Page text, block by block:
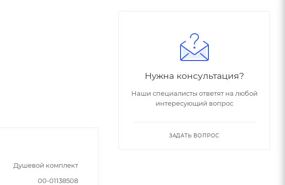
Душевой комплект
00-01138508
Нужна консультация?
Наши специалисты ответят на любой
интересующий вопрос
ЗАДАТЬ ВОПРОС